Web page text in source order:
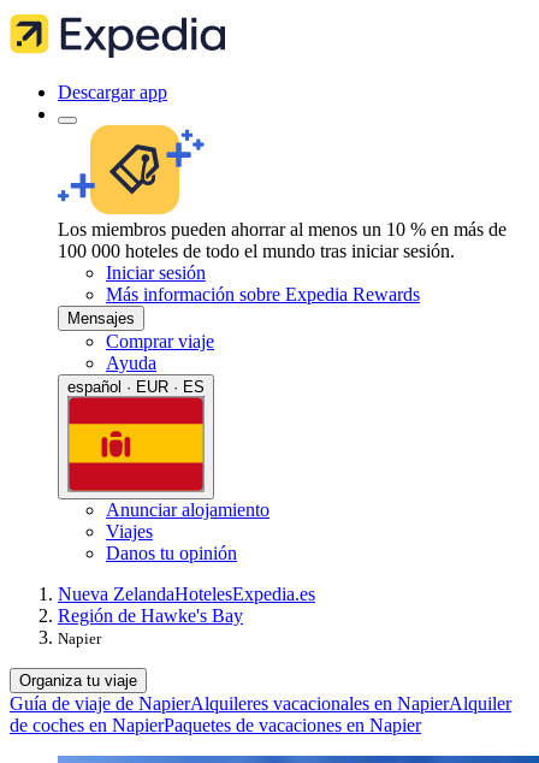
Descargar app
Los miembros pueden ahorrar al menos un 10 % en más de
100 000 hoteles de todo el mundo tras iniciar sesión.
Iniciar sesión
Más información sobre Expedia Rewards
Mensajes
Comprar viaje
Ayuda
español · EUR · ES
Anunciar alojamiento
Viajes
Danos tu opinión
Nueva ZelandaHotelesExpedia.es
Región de Hawke's Bay
Napier
Organiza tu viaje
Guía de viaje de NapierAlquileres vacacionales en NapierAlquiler
de coches en NapierPaquetes de vacaciones en Napier